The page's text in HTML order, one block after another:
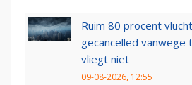
Ruim 80 procent
gecancelled vanwege
vliegt niet
09-08-2026, 12:55